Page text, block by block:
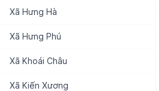
Xã Hưng Hà
Xã Hưng Phú
Xã Khoái Châu
Xã Kiến Xương